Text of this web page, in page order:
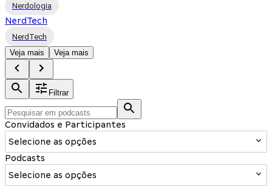
Nerdologia
NerdTech
NerdTech
Veja mais
Veja mais
Filtrar
Convidados e Participantes
Selecione as opções
Podcasts
Selecione as opções